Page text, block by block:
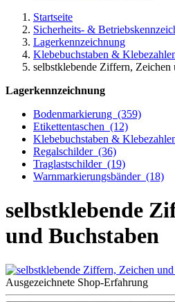
Startseite
Sicherheits- &
Lagerkennzeichnung
Klebebuchstaben &
selbstklebende Ziffern, Zeichen
Lagerkennzeichnung
Bodenmarkierung (359)
Etikettentaschen (12)
Klebebuchstaben &
Regalschilder (36)
Traglastschilder (19)
Warnmarkierungsbänder (18)
selbstklebende
und Buchstaben
Ausgezeichnete Shop-Erfahrung